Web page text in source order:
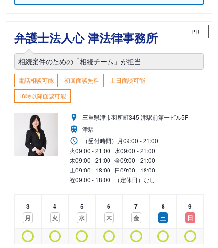
弁護士法人心 津法律事務所 PR
相続案件のための「相続チーム」が担当
電話相談可能 初回面談無料
土日面談可能
18時以降面談可能
三重県津市羽所町345 津駅前第一ビル5F
津駅
（受付時間） 月09:00 - 21:00
火09:00 - 21:00 水09:00 - 21:00
木09:00 - 21:00 金09:00 - 21:00
土09:00 - 18:00 日09:00 - 18:00
祝09:00 - 18:00 （定休日）なし
3
月
4
火
5
水
6
木
7
金
8
土
9
日